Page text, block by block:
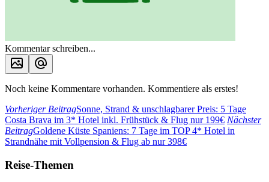
Kommentar schreiben...
Noch keine Kommentare vorhanden. Kommentiere als erstes!
Vorheriger BeitragSonne, Strand & unschlagbarer Preis: 5 Tage
Costa Brava im 3* Hotel inkl. Frühstück & Flug nur 199€ Nächster
BeitragGoldene Küste Spaniens: 7 Tage im TOP 4* Hotel in
Strandnähe mit Vollpension & Flug ab nur 398€
Reise-Themen